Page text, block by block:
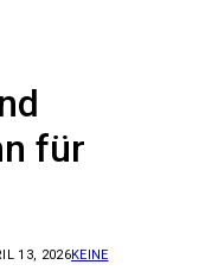
für
13, 2026KEINE